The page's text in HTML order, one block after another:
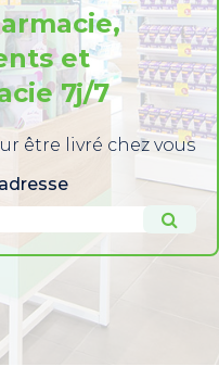
et
7j/7
être livré chez vous